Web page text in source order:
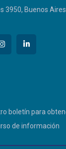
a la brevedad
3950, Buenos
boletín para
de información